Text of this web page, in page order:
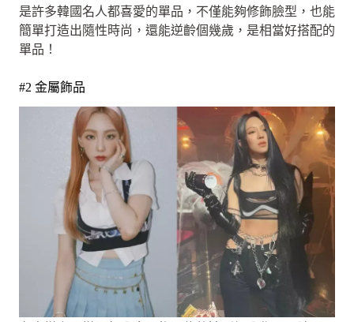
是許多韓國名人都喜愛的單品，不僅能夠修飾臉型，也能
簡單打造出隨性時尚，還能逆齡個幾歲，是相當好搭配的
單品！
#2 金屬飾品